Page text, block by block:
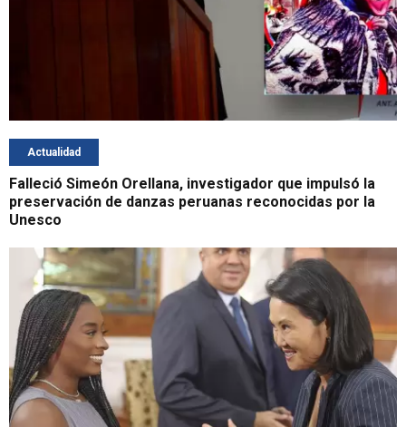
Actualidad
Falleció Simeón Orellana, investigador que impulsó la
preservación de danzas peruanas reconocidas por la
Unesco